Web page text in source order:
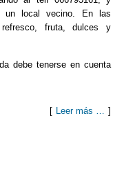
un local vecino. En las
refresco, fruta, dulces y
debe tenerse en cuenta
[ Leer más … ]